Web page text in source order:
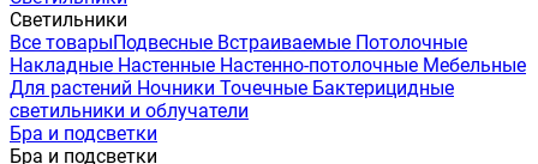
Светильники
Все товарыПодвесные Встраиваемые Потолочные
Накладные Настенные Настенно-потолочные Мебельные
Для растений Ночники Точечные Бактерицидные
светильники и облучатели
Бра и подсветки
Бра и подсветки